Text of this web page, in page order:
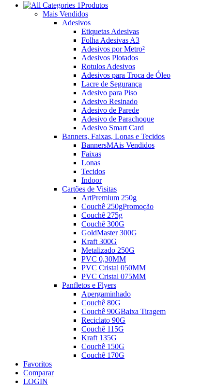
Produtos
Mais Vendidos
Adesivos
Etiquetas Adesivas
Folha Adesivas A3
Adesivos por Metro²
Adesivos Plotados
Rotulos Adesivos
Adesivos para Troca de Óleo
Lacre de Segurança
Adesivo para Piso
Adesivo Resinado
Adesivo de Parede
Adesivo de Parachoque
Adesivo Smart Card
Banners, Faixas, Lonas e Tecidos
BannersMAis Vendidos
Faixas
Lonas
Tecidos
Indoor
Cartões de Visitas
ArtPremium 250g
Couchê 250gPromoção
Couchê 275g
Couchê 300G
GoldMaster 300G
Kraft 300G
Metalizado 250G
PVC 0,30MM
PVC Cristal 050MM
PVC Cristal 075MM
Panfletos e Flyers
Apergaminhado
Couchê 80G
Couchê 90GBaixa Tiragem
Reciclato 90G
Couchê 115G
Kraft 135G
Couchê 150G
Couchê 170G
Favoritos
Comparar
LOGIN